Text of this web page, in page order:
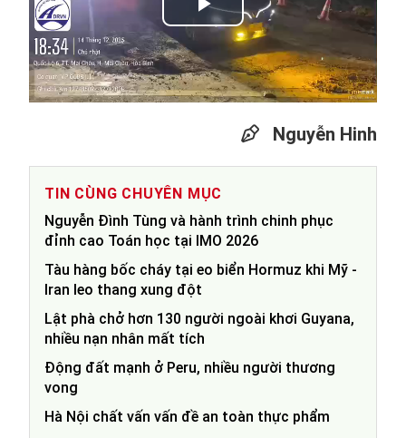
Play
Video
Nguyễn Hinh
TIN CÙNG CHUYÊN MỤC
Nguyễn Đình Tùng và hành trình chinh phục
đỉnh cao Toán học tại IMO 2026
Tàu hàng bốc cháy tại eo biển Hormuz khi Mỹ -
Iran leo thang xung đột
Lật phà chở hơn 130 người ngoài khơi Guyana,
nhiều nạn nhân mất tích
Động đất mạnh ở Peru, nhiều người thương
vong
Hà Nội chất vấn vấn đề an toàn thực phẩm